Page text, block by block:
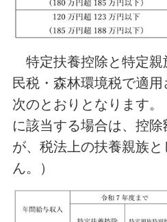
特定扶養控除と特定親
民税・森林環境税で適
次のとおりとなります
に該当する場合は、控
が、税法上の扶養親族
ん。）